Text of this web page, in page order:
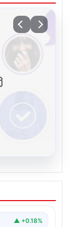
bağlantı
▲ +0.18%